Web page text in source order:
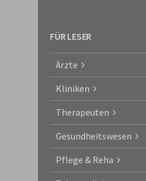
FÜR LESER
Ärzte
Kliniken
Therapeuten
Gesundheitswesen
Pflege & Reha